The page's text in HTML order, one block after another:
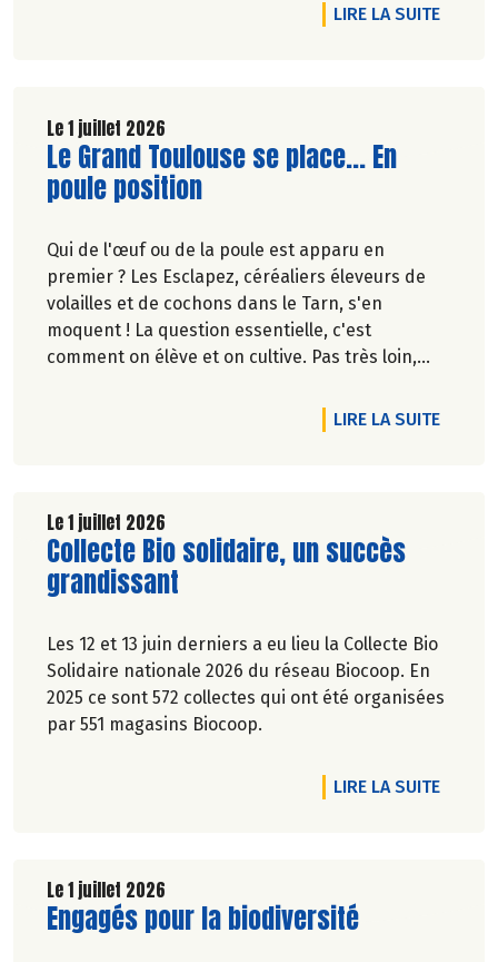
LIRE LA SUITEDE
Le 1 juillet 2026
Lire la suite de l'article
Le Grand Toulouse se place... En
poule position
Qui de l'œuf ou de la poule est apparu en
premier ? Les Esclapez, céréaliers éleveurs de
volailles et de cochons dans le Tarn, s'en
moquent ! La question essentielle, c'est
comment on élève et on cultive. Pas très loin,
est en phase. Comme dans les 19 magasins
Biocoop du Grand Toulouse. Ceux-là et d'autres
territoire. Nous y étions à la fin de l'hiver. Suivez-
nous.
Pascale Solana.
LIRE LA SUITEDE
Le 1 juillet 2026
Lire la suite de l'article
Collecte Bio solidaire, un succès
grandissant
Les 12 et 13 juin derniers a eu lieu la Collecte Bio
Solidaire nationale 2026 du réseau Biocoop. En
2025 ce sont 572 collectes qui ont été organisées
par 551 magasins Biocoop.
LIRE LA SUITEDE
Le 1 juillet 2026
Lire la suite de l'article
Engagés pour la biodiversité